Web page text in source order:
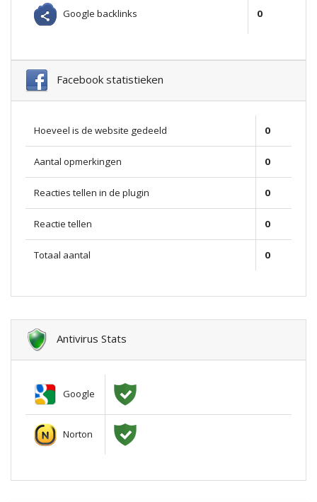
Google backlinks 0
Facebook statistieken
Hoeveel is de website gedeeld 0
Aantal opmerkingen 0
Reacties tellen in de plugin 0
Reactie tellen 0
Totaal aantal 0
Antivirus Stats
Google
Norton